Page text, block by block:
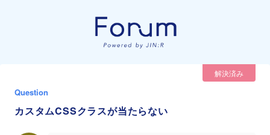
解決済み
Question
カスタムCSSクラスが当たらない